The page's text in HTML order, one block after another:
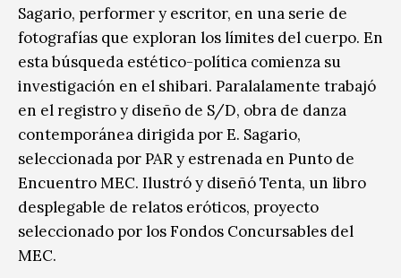
Sagario, performer y escritor, en una serie de
fotografías que exploran los límites del cuerpo. En
esta búsqueda estético-política comienza su
investigación en el shibari. Paralalamente trabajó
en el registro y diseño de S/D, obra de danza
contemporánea dirigida por E. Sagario,
seleccionada por PAR y estrenada en Punto de
Encuentro MEC. Ilustró y diseñó Tenta, un libro
desplegable de relatos eróticos, proyecto
seleccionado por los Fondos Concursables del
MEC.